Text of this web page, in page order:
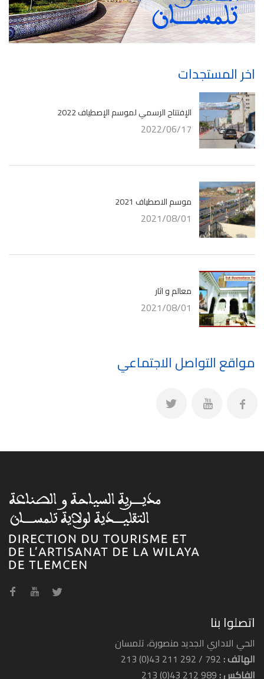
اخر المستجدات
الإفتتاح الرسمي لموسم الإصطياف 2022
2022/06/17
موسم الاصطياف 2021
2021/08/01
معالم و اثار
2021/08/01
مواقع التواصل الاجتماعي
اتصلوا بنا
الحي الاداري الجديد منصورة، تلمسان
الهاتف :792 / 292 211 43(0) 213
الفاكس :989 212 43(0) 213